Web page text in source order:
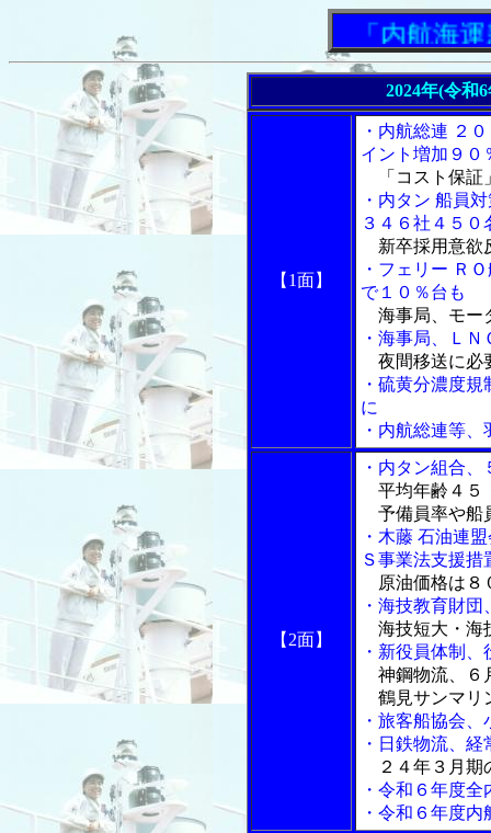
「内航海運新
2024年(令和
【1面】
・内航総連 ２
イント増加９０
「コスト保証
・内タン 船員
３４６社４５０
新卒採用意欲
・フェリー Ｒ
で１０％台も
海事局、モー
・海事局、Ｌ
夜間移送に必
・硫黄分濃度
に
・内航総連等
【2面】
・内タン組合
平均年齢４５
予備員率や船
・木藤 石油連
Ｓ事業法支援措
原油価格は８
・海技教育財
海技短大・海
・新役員体制、
神鋼物流、６
鶴見サンマリ
・旅客船協会
・日鉄物流、
２４年３月期
・令和６年度
・令和６年度